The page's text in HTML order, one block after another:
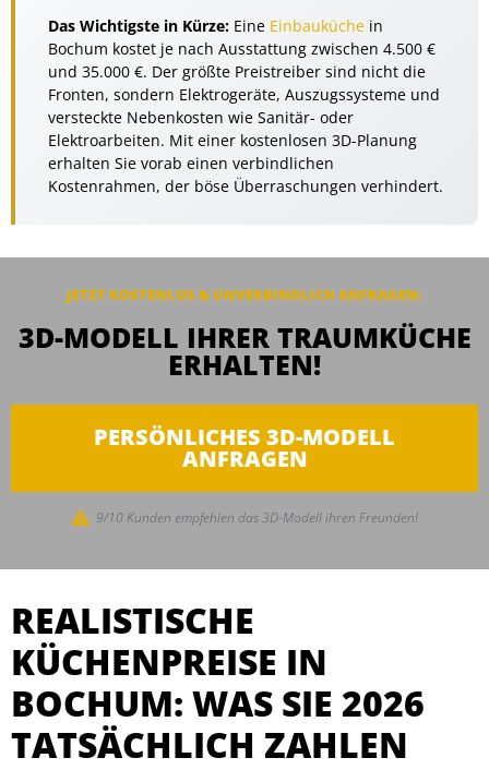
Das Wichtigste in Kürze: Eine Einbauküche in
Bochum kostet je nach Ausstattung zwischen 4.500 €
und 35.000 €. Der größte Preistreiber sind nicht die
Fronten, sondern Elektrogeräte, Auszugssysteme und
versteckte Nebenkosten wie Sanitär- oder
Elektroarbeiten. Mit einer kostenlosen 3D-Planung
erhalten Sie vorab einen verbindlichen
Kostenrahmen, der böse Überraschungen verhindert.
JETZT KOSTENLOS & UNVERBINDLICH ANFRAGEN:
3D-MODELL IHRER TRAUMKÜCHE
ERHALTEN!
PERSÖNLICHES 3D-MODELL
ANFRAGEN
9/10 Kunden empfehlen das 3D-Modell ihren Freunden!
REALISTISCHE
KÜCHENPREISE IN
BOCHUM: WAS SIE 2026
TATSÄCHLICH ZAHLEN